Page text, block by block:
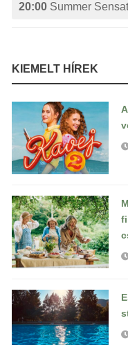
20:00 Summer
KIEMELT HÍREK